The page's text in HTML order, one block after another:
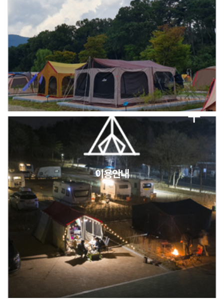
캠핑장(9월1일~6일) 미운영 공지
2026년 5월 캠핑장 안점 점검의 날 변경 안내
캠핑장(9월1일~6일) 미운영 공지
2026년 5월 캠핑장 안점 점검의 날 변경 안내
캠핑장(9월1일~6일) 미운영 공지
[6/1]전산시스템 점검 및 안정화에 따른 서비스 이용 제한 안내
이용안내